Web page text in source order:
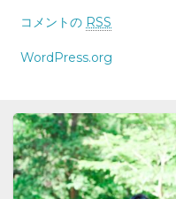
コメントの RSS
WordPress.org